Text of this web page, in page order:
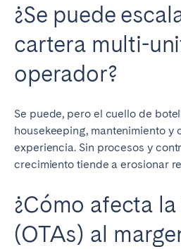
¿Se puede
cartera multi-
operador?
Se puede, pero el cuello de
housekeeping, mantenimiento y
experiencia. Sin procesos y
crecimiento tiende a erosionar
¿Cómo afecta
(OTAs) al